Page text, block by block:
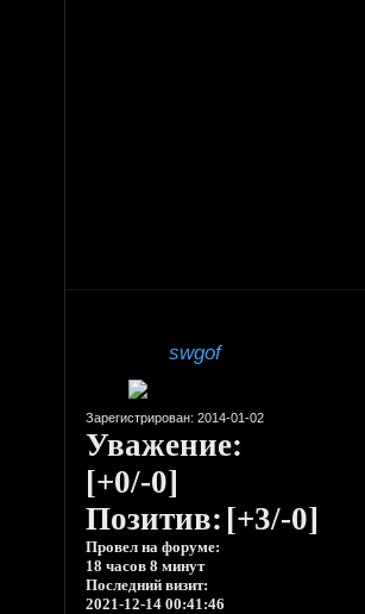
swgof
Зарегистрирован: 2014-01-02
Уважение:
[+0/-0]
Позитив: [+3/-0]
Провел на форуме:
18 часов 8 минут
Последний визит:
2021-12-14 00:41:46